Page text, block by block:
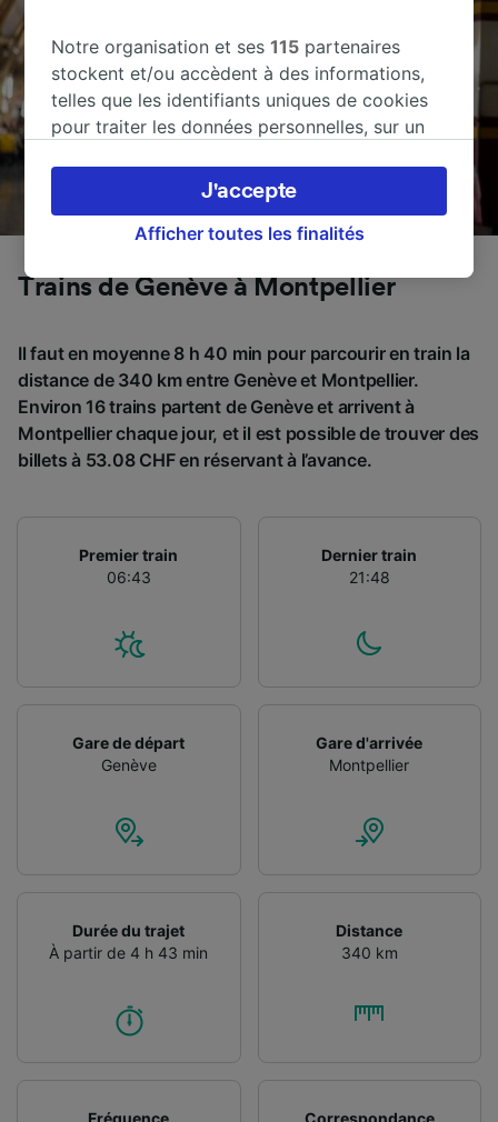
Trains de Genève à Montpellier
Il faut en moyenne 8 h 40 min pour parcourir en train la
distance de 340 km entre Genève et Montpellier.
Environ 16 trains partent de Genève et arrivent à
Montpellier chaque jour, et il est possible de trouver des
billets à 53.08 CHF en réservant à l’avance.
Premier train
06:43
Dernier train
21:48
Gare de départ
Genève
Gare d'arrivée
Montpellier
Durée du trajet
À partir de 4 h 43 min
Distance
340 km
Fréquence
Correspondance
Notre organisation et ses115 partenaires
stockent et/ou accèdent à des informations,
telles que les identifiants uniques de cookies
pour traiter les données personnelles, sur un
préférences, notamment en exerçant votre
droit d’opposition à l’intérêt légitime, en
cliquant ci-dessous ou à tout moment sur la
préférences seront signalées à nos partenaires
de traçage si vous nous avez demandé de ne
pas vous tracer.
Nos équipes ainsi que nos partenaires
externes, traitent des données selon les
Utiliser des données de géolocalisation
caractéristiques de l’appareil pour
l’identification. Stocker et/ou accéder à des
contenu personnalisés, mesure de
performance des publicités et du contenu,
services.
Liste de nos partenaires (fournisseurs)
Afficher toutes les finalités
J'accepte